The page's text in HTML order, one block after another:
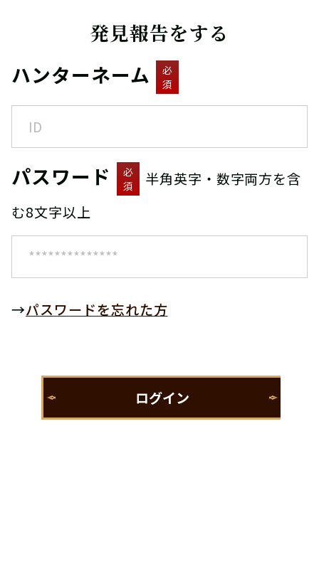
発見報告をする
ハンターネーム
必
須
パスワード
必
須
半角英字・数字両方を含
む8文字以上
→パスワードを忘れた方